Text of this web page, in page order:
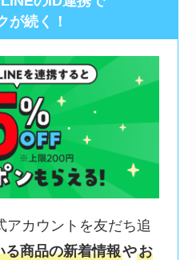
が続く！
アカウントを友だち追
る商品の新着情報やお